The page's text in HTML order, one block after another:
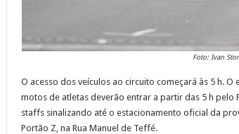
Foto: Ivan
O acesso dos veículos ao circuito começará às 5 h.
motos de atletas deverão entrar a partir das 5 h pelo
staffs sinalizando até o estacionamento oficial da
Portão Z, na Rua Manuel de Teffé.